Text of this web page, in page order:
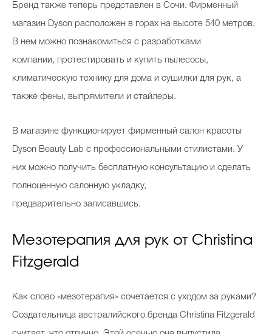
Бренд также теперь представлен в Сочи. Фирменный
магазин Dyson расположен в горах на высоте 540 метров.
В нем можно познакомиться с разработками
компании, протестировать и купить пылесосы,
климатическую технику для дома и сушилки для рук, а
также фены, выпрямители и стайлеры.
В магазине функционирует фирменный салон красоты
Dyson Beauty Lab с профессиональными стилистами. У
них можно получить бесплатную консультацию и сделать
полноценную салонную укладку,
предварительно записавшись.
Мезотерапия для рук от Christina
Fitzgerald
Как слово «мезотерапия» сочетается с уходом за руками?
Создательница австралийского бренда Christina Fitzgerald